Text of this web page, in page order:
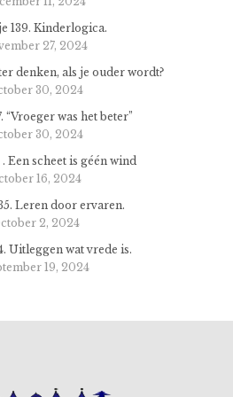
139. Kinderlogica.
27, 2024
denken, als je ouder wordt?
30, 2024
“Vroeger was het beter”
30, 2024
Een scheet is géén wind
16, 2024
Leren door ervaren.
2, 2024
Uitleggen wat vrede is.
19, 2024